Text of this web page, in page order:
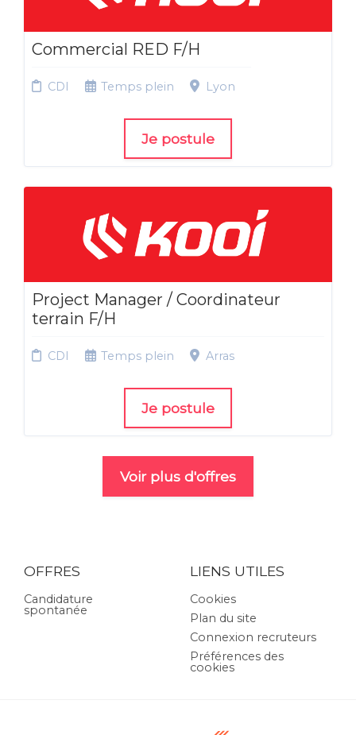
Commercial RED F/H
CDI Temps plein Lyon
Je postule
Project Manager / Coordinateur
terrain F/H
CDI Temps plein Arras
Je postule
Voir plus d'offres
OFFRES
Candidature
spontanée
LIENS UTILES
Cookies
Plan du site
Connexion recruteurs
Préférences des
cookies